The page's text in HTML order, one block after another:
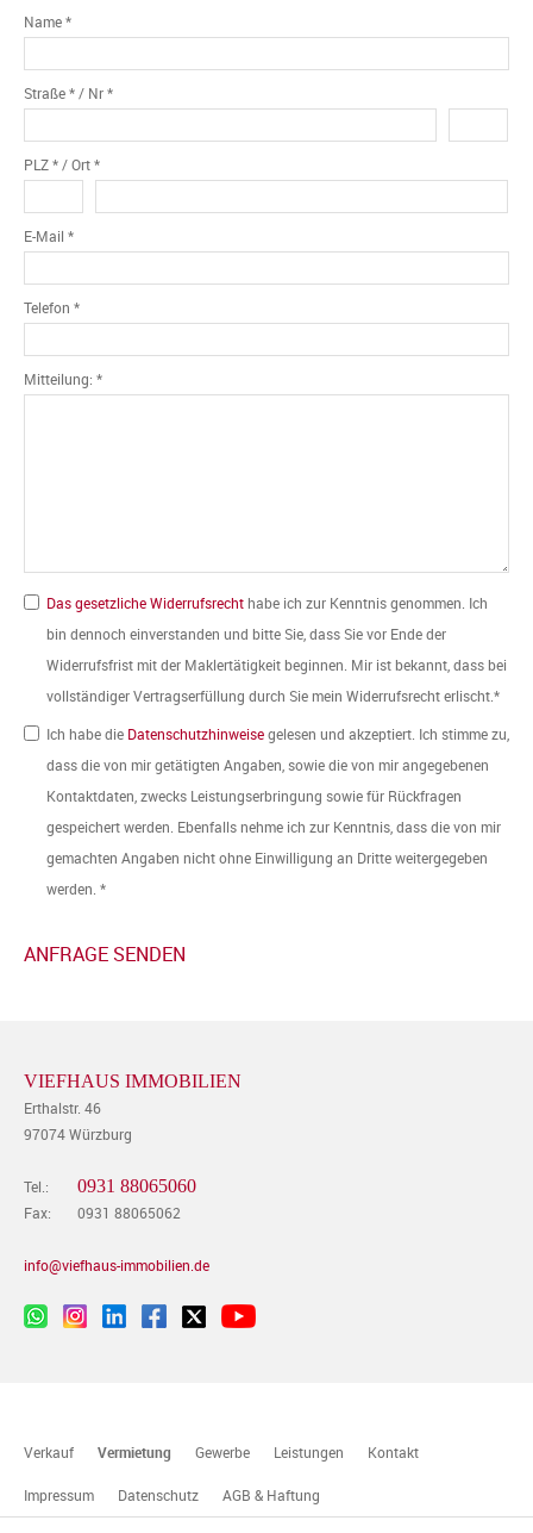
Name *
Straße * / Nr *
PLZ * / Ort *
E-Mail *
Telefon *
Mitteilung: *
Das gesetzliche Widerrufsrecht habe ich zur Kenntnis genommen. Ich
bin dennoch einverstanden und bitte Sie, dass Sie vor Ende der
Widerrufsfrist mit der Maklertätigkeit beginnen. Mir ist bekannt, dass bei
vollständiger Vertragserfüllung durch Sie mein Widerrufsrecht erlischt.*
Ich habe die Datenschutzhinweisegelesen und akzeptiert. Ich stimme zu,
dass die von mir getätigten Angaben, sowie die von mir angegebenen
Kontaktdaten, zwecks Leistungserbringung sowie für Rückfragen
gespeichert werden. Ebenfalls nehme ich zur Kenntnis, dass die von mir
gemachten Angaben nicht ohne Einwilligung an Dritte weitergegeben
werden. *
VIEFHAUS IMMOBILIEN
Erthalstr. 46
97074 Würzburg
Tel.: 0931 88065060
Fax: 0931 88065062
info@viefhaus-immobilien.de
Verkauf Vermietung Gewerbe Leistungen Kontakt
Impressum Datenschutz AGB & Haftung